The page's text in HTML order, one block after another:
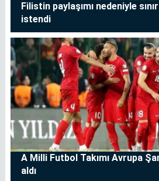
Filistin paylaşımı nedeniyle
istendi
A Milli Futbol Takımı Avrupa
aldı